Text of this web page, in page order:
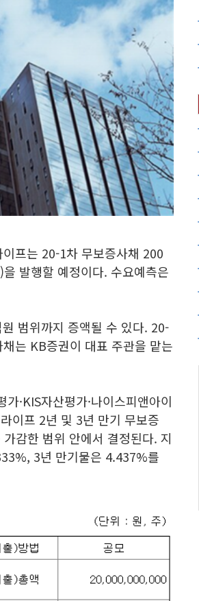
프는 20-1차 무보증사채 200
발행할 예정이다. 수요예측은
범위까지 증액될 수 있다. 20-
는 KB증권이 대표 주관을 맡는
·KIS자산평가·나이스피앤아이
이프 2년 및 3년 만기 무보증
감한 범위 안에서 결정된다. 지
3년 만기물은 4.437%를